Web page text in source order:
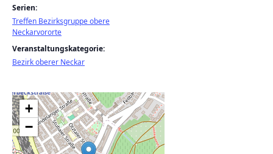
Serien:
Treffen Bezirksgruppe obere
Neckarvororte
Veranstaltungskategorie:
Bezirk oberer Neckar
+
−